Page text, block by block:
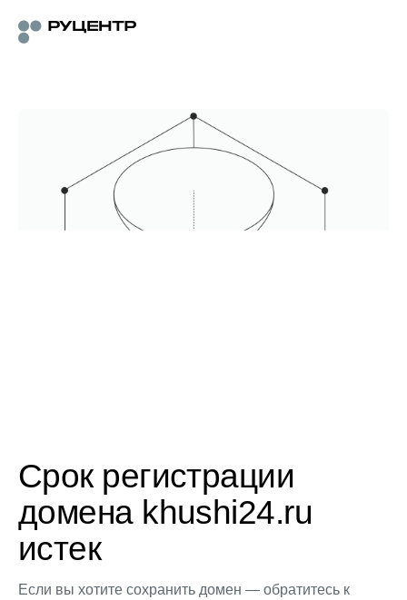
Срок регистрации
домена khushi24.ru
истек
Если вы хотите сохранить домен — обратитесь к